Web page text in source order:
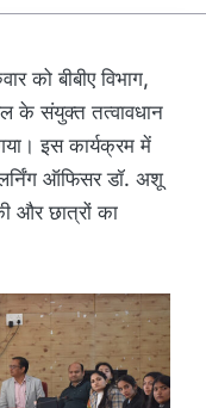
को बीबीए विभाग,
के संयुक्त तत्वावधान
इस कार्यक्रम में
लर्निंग ऑफिसर डॉ. अशू
और छात्रों का